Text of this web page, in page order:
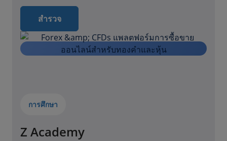
สำรวจ
การศึกษา
Z Academy